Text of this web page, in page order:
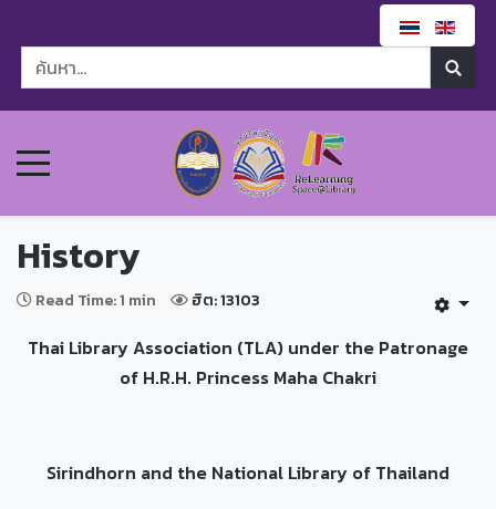
History
Read Time: 1 min ฮิต: 13103
Thai Library Association (TLA) under the Patronage
of H.R.H. Princess Maha Chakri
Sirindhorn and the National Library of Thailand